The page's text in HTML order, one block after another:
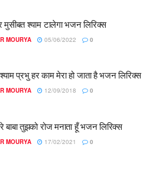
मुसीबत श्याम टालेगा भजन लिरिक्स
MOURYA 05/06/2022 0
प्रभु हर काम मेरा हो जाता है भजन लिरिक्स
MOURYA 12/09/2018 0
बाबा तुझको रोज मनाता हूँ भजन लिरिक्स
MOURYA 17/02/2021 0